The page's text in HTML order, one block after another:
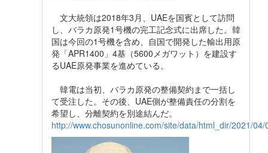
文大統領は2018年3月、UAEを国賓として訪問
し、バラカ原発1号機の完工記念式に出席した。韓
国は今回の1号機を含め、自国で開発した輸出用原
発「APR1400」4基（5600メガワット）を建設す
るUAE原発事業を進めている。
韓電は当初、バラカ原発の整備契約まで一括し
て受注した。その後、UAE側が整備責任の分割を
希望し、分離契約を別途結んだ。
http://www.chosunonline.com/site/data/html_dir/2021/